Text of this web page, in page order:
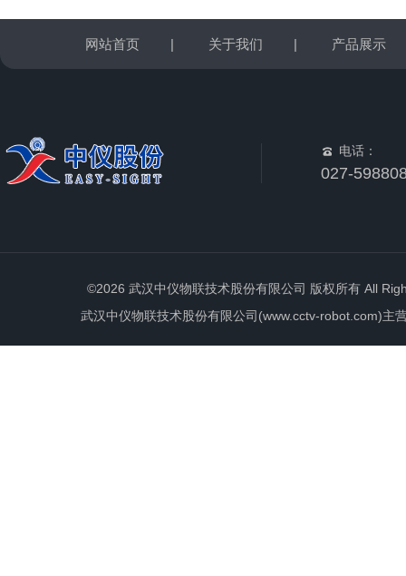
网站首页 | 关于我们 | 产品展示
电话：
027-
©2026 武汉中仪物联技术股份有限公司 版权所有 All
武汉中仪物联技术股份有限公司(www.cctv-robot.com)主